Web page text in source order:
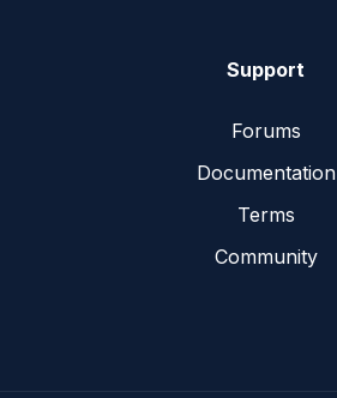
Support
Forums
Documentation
Terms
Community